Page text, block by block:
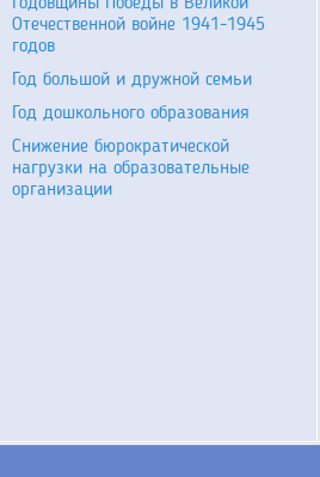
Отечественной войне 1941-1945
годов
Год большой и дружной семьи
Год дошкольного образования
Снижение бюрократической
нагрузки на образовательные
организации